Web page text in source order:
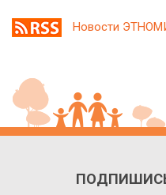
Новости